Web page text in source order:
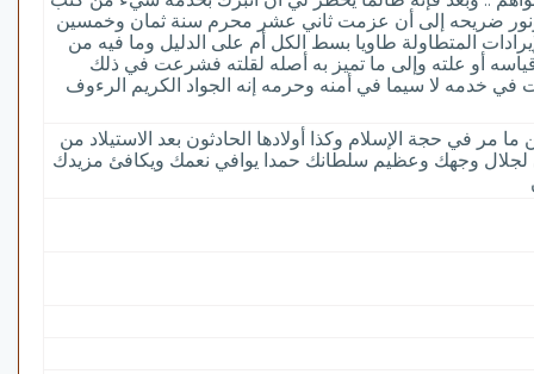
ونور ضريحه إلى أن عزمت ثاني عشر محرم سنة ثمان وخمسين
المتطاولة طاويا بسط الكل أم على الدليل وما فيه من
قياسه أو علته وإلى ما تميز به أصله لقلته فشرعت في ذلك
في خدمه لا سيما في أمنه وحرمه إنه الجواد الكريم الرءوف
في حجة الإسلام وكذا أولادها الحادثون بعد الاستيلاد من
لجلال وجهك وعظيم سلطانك حمدا يوافي نعمك ويكافئ مزيدك